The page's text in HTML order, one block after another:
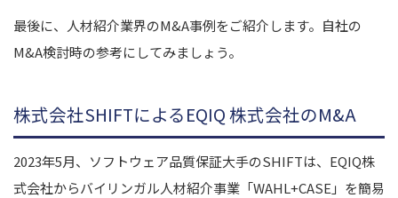
最後に、人材紹介業界のM&A事例をご紹介します。自社の
M&A検討時の参考にしてみましょう。
株式会社SHIFTによるEQIQ 株式会社のM&A
2023年5月、ソフトウェア品質保証大手のSHIFTは、EQIQ株
式会社からバイリンガル人材紹介事業「WAHL+CASE」を簡易